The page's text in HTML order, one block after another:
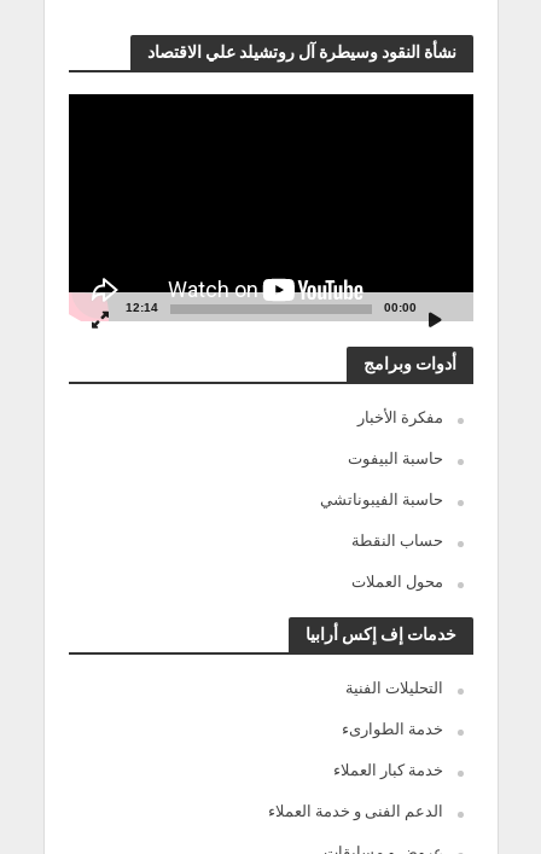
نشأة النقود وسيطرة آل روتشيلد علي الاقتصاد
00:00
12:14
أدوات وبرامج
مفكرة الأخبار
حاسبة البيفوت
حاسبة الفيبوناتشي
حساب النقطة
محول العملات
خدمات إف إكس أرابيا
التحليلات الفنية
خدمة الطوارىء
خدمة كبار العملاء
الدعم الفنى و خدمة العملاء